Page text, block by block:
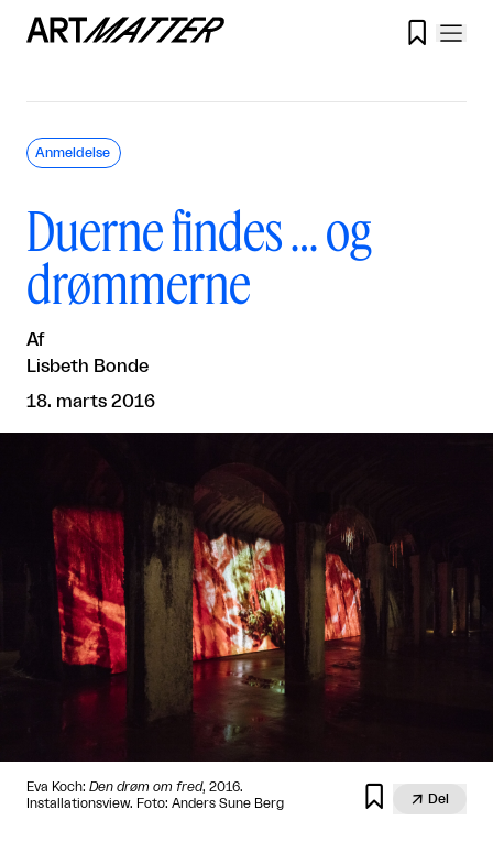

Duerne findes … og
drømmerne
Af
Lisbeth Bonde
18. marts 2016
Anmeldelse
Eva Koch: Den drøm om fred, 2016.
Installationsview. Foto: Anders Sune Berg
  Del